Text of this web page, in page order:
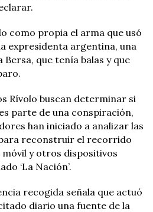
como propia el arma que usó
expresidenta argentina, una
que tenía balas y que
Rívolo buscan determinar si
parte de una conspiración,
han iniciado a analizar las
reconstruir el recorrido
móvil y otros dispositivos
‘La Nación’.
recogida señala que actuó
diario una fuente de la